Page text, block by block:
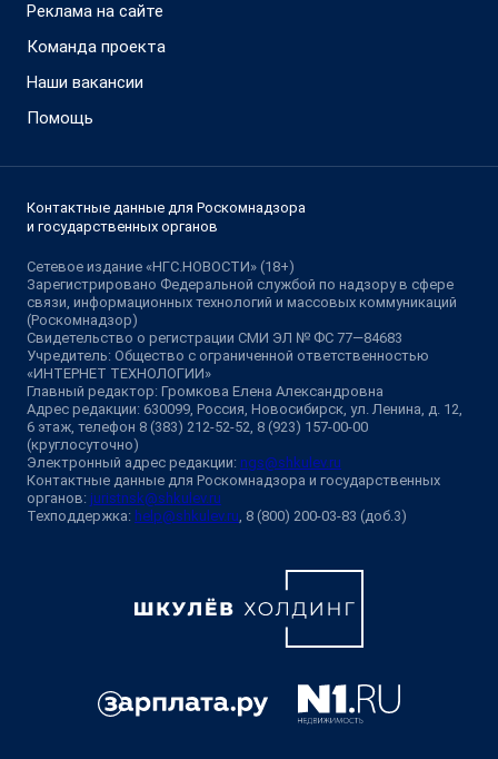
Реклама на сайте
Команда проекта
Наши вакансии
Помощь
Контактные данные для Роскомнадзора
и государственных органов
Сетевое издание «НГС.НОВОСТИ» (18+)
Зарегистрировано Федеральной службой по надзору в сфере
связи, информационных технологий и массовых коммуникаций
(Роскомнадзор)
Свидетельство о регистрации СМИ ЭЛ № ФС 77—84683
Учредитель: Общество с ограниченной ответственностью
«ИНТЕРНЕТ ТЕХНОЛОГИИ»
Главный редактор: Громкова Елена Александровна
Адрес редакции: 630099, Россия, Новосибирск, ул. Ленина, д. 12,
6 этаж, телефон 8 (383) 212-52-52, 8 (923) 157-00-00
(круглосуточно)
Электронный адрес редакции: ngs@shkulev.ru
Контактные данные для Роскомнадзора и государственных
органов: juristnsk@shkulev.ru
Техподдержка: help@shkulev.ru, 8 (800) 200-03-83 (доб.3)